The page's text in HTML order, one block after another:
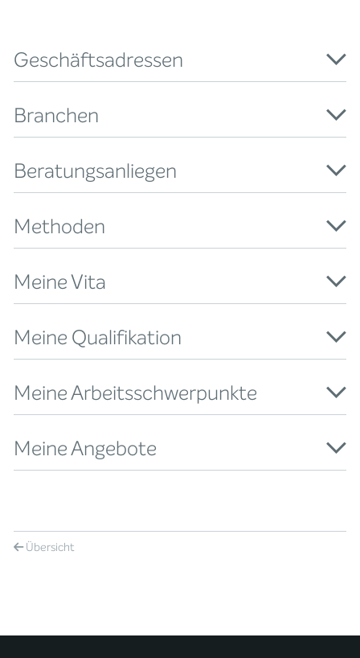
Geschäftsadressen
Branchen
Beratungsanliegen
Methoden
Meine Vita
Meine Qualifikation
Meine Arbeitsschwerpunkte
Meine Angebote
Übersicht